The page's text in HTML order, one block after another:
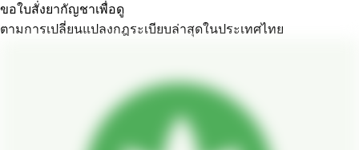
ขอใบสั่งยากัญชาเพื่อดู
ตามการเปลี่ยนแปลงกฎระเบียบล่าสุดในประเทศไทย